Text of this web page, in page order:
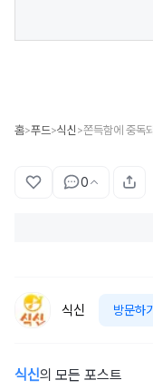
홈>푸드>식신 >쫀득함에 중독
0
식신 방문하기
식신의 모든 포스트